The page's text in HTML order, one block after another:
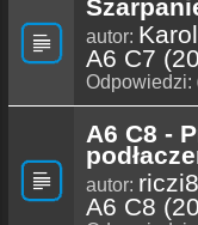
autor:
A6 C7
Odpowiedzi:
A6 C8 -
autor:
A6 C8